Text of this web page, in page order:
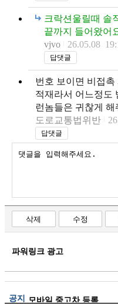
크락션울릴때 솔
끝까지 들어왔어
vjvo
26.05.08
답댓글
번호 보이면 비접
적재라서 어느정도
런놈들은 귀찮게 해
도로교통법위반
답댓글
삭제 수정
파워링크 광고
공지 모바일 중고차 등록